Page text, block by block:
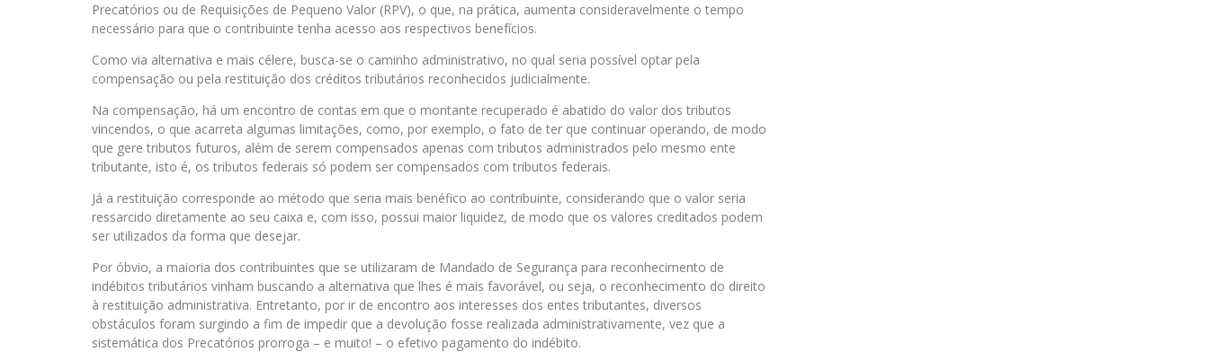
Precatórios ou de Requisições de Pequeno Valor (RPV), o que, na prática, aumenta consideravelmente o tempo
necessário para que o contribuinte tenha acesso aos respectivos benefícios.
Como via alternativa e mais célere, busca-se o caminho administrativo, no qual seria possível optar pela
compensação ou pela restituição dos créditos tributários reconhecidos judicialmente.
Na compensação, há um encontro de contas em que o montante recuperado é abatido do valor dos tributos
vincendos, o que acarreta algumas limitações, como, por exemplo, o fato de ter que continuar operando, de modo
que gere tributos futuros, além de serem compensados apenas com tributos administrados pelo mesmo ente
tributante, isto é, os tributos federais só podem ser compensados com tributos federais.
Já a restituição corresponde ao método que seria mais benéfico ao contribuinte, considerando que o valor seria
ressarcido diretamente ao seu caixa e, com isso, possui maior liquidez, de modo que os valores creditados podem
ser utilizados da forma que desejar.
Por óbvio, a maioria dos contribuintes que se utilizaram de Mandado de Segurança para reconhecimento de
indébitos tributários vinham buscando a alternativa que lhes é mais favorável, ou seja, o reconhecimento do direito
à restituição administrativa. Entretanto, por ir de encontro aos interesses dos entes tributantes, diversos
obstáculos foram surgindo a fim de impedir que a devolução fosse realizada administrativamente, vez que a
sistemática dos Precatórios prorroga – e muito! – o efetivo pagamento do indébito.